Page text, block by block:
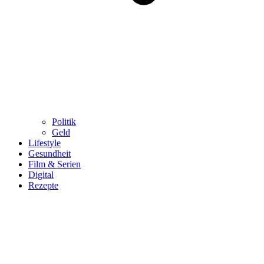
Politik
Geld
Lifestyle
Gesundheit
Film & Serien
Digital
Rezepte